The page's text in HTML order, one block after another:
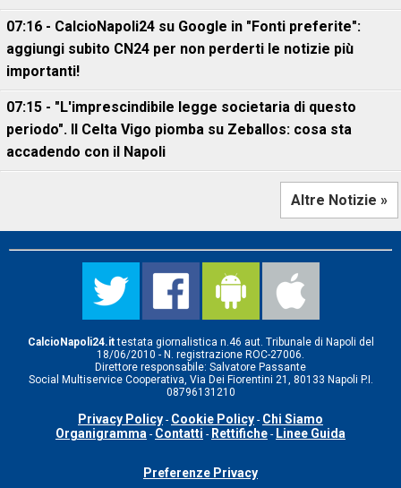
07:16 - CalcioNapoli24 su Google in "Fonti preferite":
aggiungi subito CN24 per non perderti le notizie più
importanti!
07:15 - "L'imprescindibile legge societaria di questo
periodo". Il Celta Vigo piomba su Zeballos: cosa sta
accadendo con il Napoli
Altre Notizie »
CalcioNapoli24.ittestata giornalistica n.46 aut. Tribunale di Napoli del
18/06/2010 - N. registrazione ROC-27006.
Direttore responsabile: Salvatore Passante
Social Multiservice Cooperativa, Via Dei Fiorentini 21, 80133 Napoli P.I.
08796131210
Privacy Policy - Cookie Policy - Chi Siamo
Organigramma - Contatti - Rettifiche - Linee Guida
Preferenze Privacy